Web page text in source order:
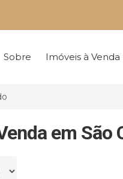
Sobre Imóveis à Venda
em São